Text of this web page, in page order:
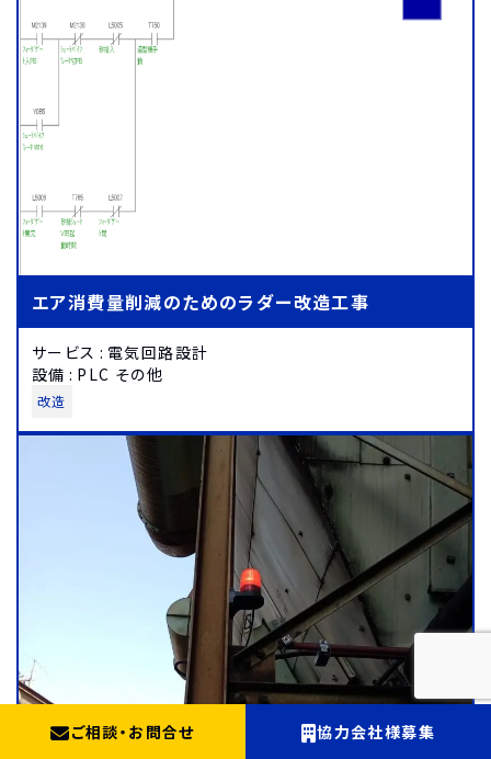
エア消費量削減のためのラダー改造工事
サービス : 電気回路設計
設備 : PLC その他
改造
ご相談・ お問合せ 協力会社様募集